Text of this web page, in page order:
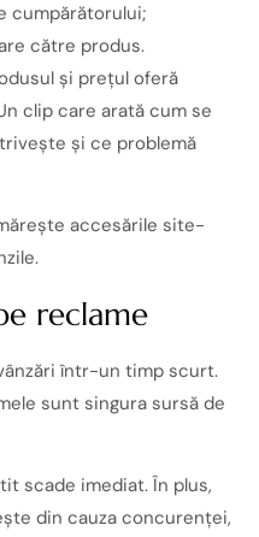
cumpărătorului;
către produs.
și prețul oferă
clip care arată cum se
și ce problemă
accesările site-
reclame
într-un timp scurt.
sunt singura sursă de
scade imediat. În plus,
din cauza concurenței,